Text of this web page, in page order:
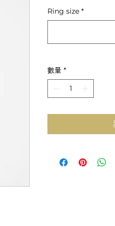
格
Ring size *
數量 *